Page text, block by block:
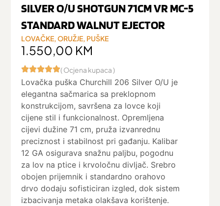
SILVER O/U SHOTGUN 71CM VR MC-5
STANDARD WALNUT EJECTOR
LOVAČKE,ORUŽJE, PUŠKE
1.550,00 KM
( Ocjena kupaca )
Lovačka puška Churchill 206 Silver O/U je
elegantna sačmarica sa preklopnom
konstrukcijom, savršena za lovce koji
cijene stil i funkcionalnost. Opremljena
cijevi dužine 71 cm, pruža izvanrednu
preciznost i stabilnost pri gađanju. Kalibar
12 GA osigurava snažnu paljbu, pogodnu
za lov na ptice i krvoločnu divljač. Srebro
obojen prijemnik i standardno orahovo
drvo dodaju sofisticiran izgled, dok sistem
izbacivanja metaka olakšava korištenje.